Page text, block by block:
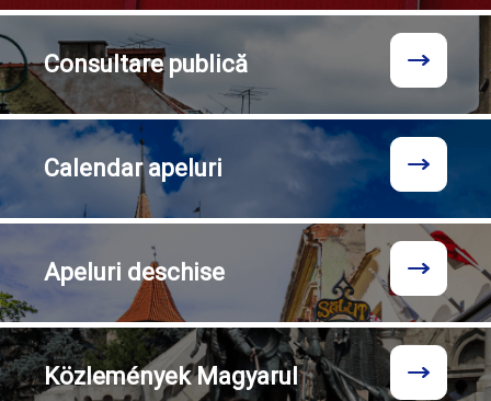
Consultarepublică
Calendarapeluri
Apeluri deschise
KözleményekMagyarul